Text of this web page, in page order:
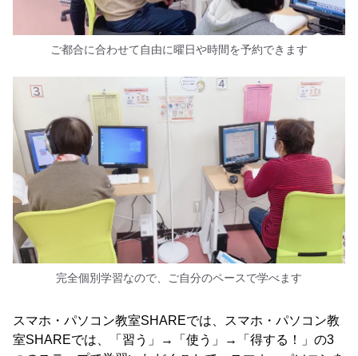
ご都合に合わせて自由に曜日や時間を予約できます
完全個別学習なので、ご自分のペースで学べます
スマホ・パソコン教室SHAREでは、スマホ・パソコン教
室SHAREでは、「習う」→「使う」→「得する！」の3